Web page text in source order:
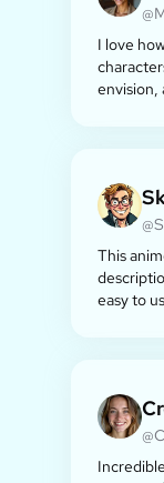
I love
envision,
This
easy to